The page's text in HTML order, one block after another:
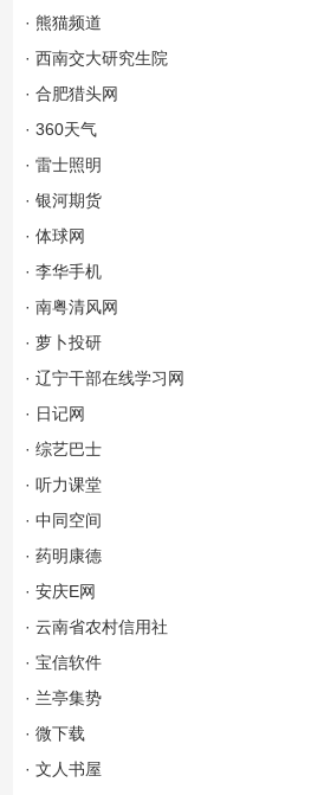
· 熊猫频道
· 西南交大研究生院
· 合肥猎头网
· 360天气
· 雷士照明
· 银河期货
· 体球网
· 李华手机
· 南粤清风网
· 萝卜投研
· 辽宁干部在线学习网
· 日记网
· 综艺巴士
· 听力课堂
· 中同空间
· 药明康德
· 安庆E网
· 云南省农村信用社
· 宝信软件
· 兰亭集势
· 微下载
· 文人书屋